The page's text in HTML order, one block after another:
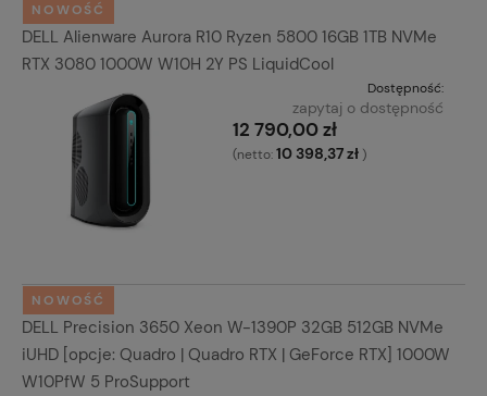
DELL Alienware Aurora R10 Ryzen 5800 16GB 1TB NVMe
RTX 3080 1000W W10H 2Y PS LiquidCool
Dostępność:
zapytaj o dostępność
12 790,00 zł
(netto:10 398,37 zł)
NOWOŚĆ
DELL Precision 3650 Xeon W-1390P 32GB 512GB NVMe
iUHD [opcje: Quadro | Quadro RTX | GeForce RTX] 1000W
W10PfW 5 ProSupport
NOWOŚĆ